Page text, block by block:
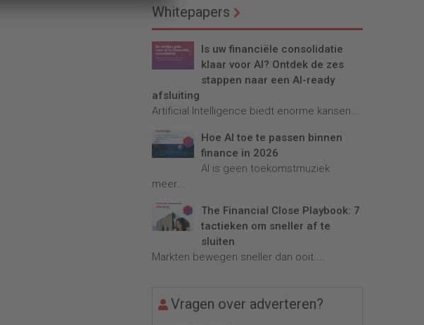
Whitepapers
Is uw financiële consolidatie
klaar voor AI? Ontdek de zes
stappen naar een AI-ready
afsluiting
Artificial Intelligence biedt enorme kansen...
Hoe AI toe te passen binnen
finance in 2026
AI is geen toekomstmuziek
meer...
The Financial Close Playbook: 7
tactieken om sneller af te
sluiten
Markten bewegen sneller dan ooit....
Vragen over adverteren?